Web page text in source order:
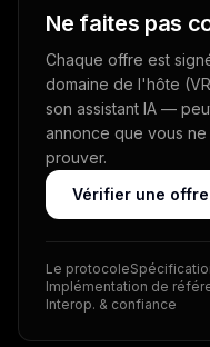
Ne faites pas
Chaque offre est
domaine de l'hôte
son assistant IA —
annonce que vous
prouver.
Vérifier une
Le protocole
Implémentation de
Interop. & confiance